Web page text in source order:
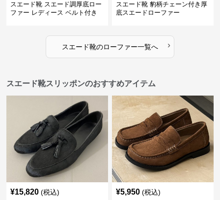
スエード靴 スエード調厚底ロー
ファー レディース ベルト付き
スエード靴 豹柄チェーン付き厚
底スエードローファー
スエード靴のローファー一覧へ ›
スエード靴スリッポンのおすすめアイテム
¥15,820 (税込) ¥5,950 (税込)